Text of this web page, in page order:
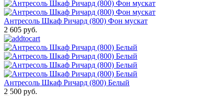
Антресоль Шкаф Ричард (800) Фон мускат
2 605 руб.
Антресоль Шкаф Ричард (800) Белый
2 500 руб.